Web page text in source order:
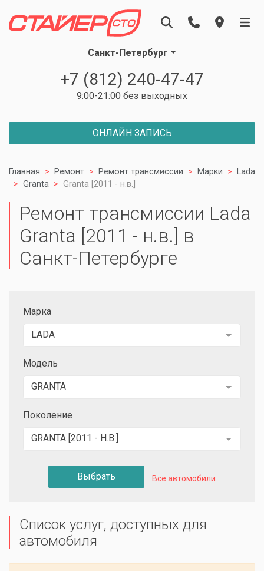
Санкт-Петербург
+7 (812) 240-47-47
9:00-21:00 без выходных
ОНЛАЙН ЗАПИСЬ
Главная Ремонт Ремонт трансмиссии Марки
Lada
Granta
Granta [2011 - н.в.]
Ремонт трансмиссии Lada
Granta [2011 - н.в.] в
Санкт-Петербурге
Марка
LADA
Модель
GRANTA
Поколение
GRANTA [2011 - Н.В.]
Выбрать Все автомобили
Список услуг, доступных для
автомобиля